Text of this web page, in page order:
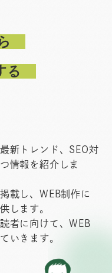
る
新トレンド、SEO対
情報を紹介しま
載し、WEB制作に
します。
者に向けて、WEB
いきます。